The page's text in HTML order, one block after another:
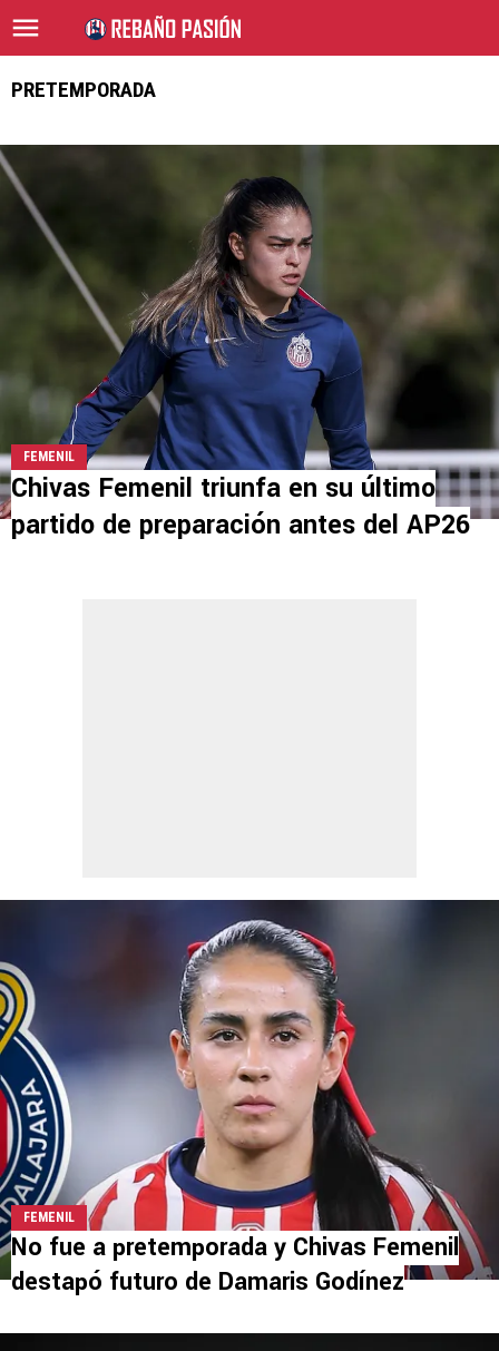
PRETEMPORADA
FEMENIL
Chivas Femenil triunfa en su último
partido de preparación antes del AP26
FEMENIL
No fue a pretemporada y Chivas Femenil
destapó futuro de Damaris Godínez